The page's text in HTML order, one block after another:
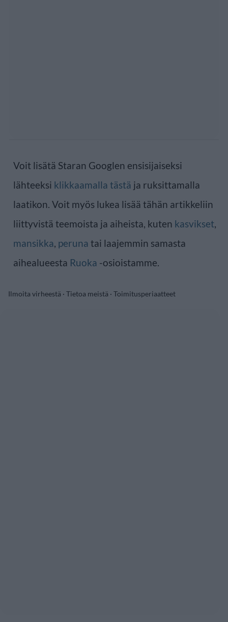
Voit lisätä Staran Googlen ensisijaiseksi
lähteeksi klikkaamalla tästä ja ruksittamalla
laatikon. Voit myös lukea lisää tähän artikkeliin
liittyvistä teemoista ja aiheista, kuten kasvikset,
mansikka, peruna tai laajemmin samasta
aihealueesta Ruoka -osioistamme.
Ilmoita virheestä · Tietoa meistä · Toimitusperiaatteet